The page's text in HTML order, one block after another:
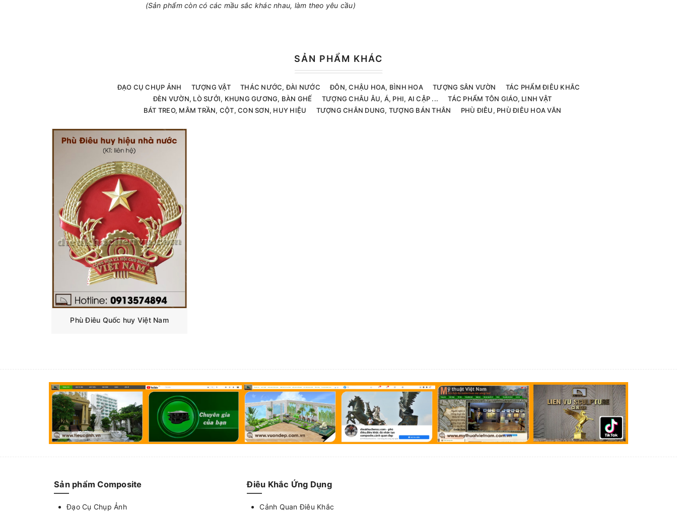
(Sản phẩm còn có các mầu sắc khác nhau, làm theo yêu cầu)
SẢN PHẨM KHÁC
ĐẠO CỤ CHỤP ẢNH TƯỢNG VẬT THÁC NƯỚC, ĐÀI NƯỚC ĐÔN, CHẬU HOA, BÌNH HOA TƯỢNG SÂN VƯỜN
TÁC PHẨM ĐIÊU KHẮC
ĐÈN VƯỜN, LÒ SƯỞI, KHUNG GƯƠNG, BÀN GHẾ
TƯỢNG CHÂU ÂU, Á, PHI, AI CẬP ...
TÁC PHẨM TÔN GIÁO, LINH VẬT
BÁT TREO, MÂM TRẦN, CỘT, CON SƠN, HUY HIỆU
TƯỢNG CHÂN DUNG, TƯỢNG BÁN THÂN PHÙ ĐIÊU, PHÙ ĐIÊU HOA VĂN
Phù Điêu Quốc huy Việt Nam
Sản phẩm Composite
Đạo Cụ Chụp Ảnh
Điêu Khắc Ứng Dụng
Cảnh Quan Điêu Khắc